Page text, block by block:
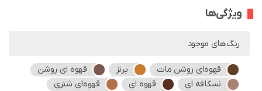
ویژگی‌ها
رنگ‌های موجود
قهوه‌ای روشن مات برنز
قهوه ای روشن
نسکافه ای
قهوه ای قهوه‌ای شتری